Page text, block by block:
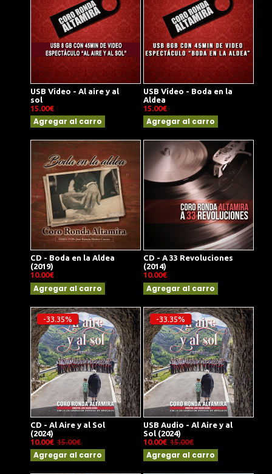
USB Vídeo - Al aire y al
sol
15.00€
Agregar al carro
USB Vídeo - Boda en la
Aldea
15.00€
Agregar al carro
CD - Boda en la Aldea
(2019)
10.00€
Agregar al carro
CD - A 33 Revoluciones
(2014)
10.00€
Agregar al carro
-33.35%
CD - Al Aire y al Sol
(2024)
10.00€ 15.00€
Agregar al carro
-33.35%
USB Audio - Al Aire y al
Sol (2024)
10.00€ 15.00€
Agregar al carro